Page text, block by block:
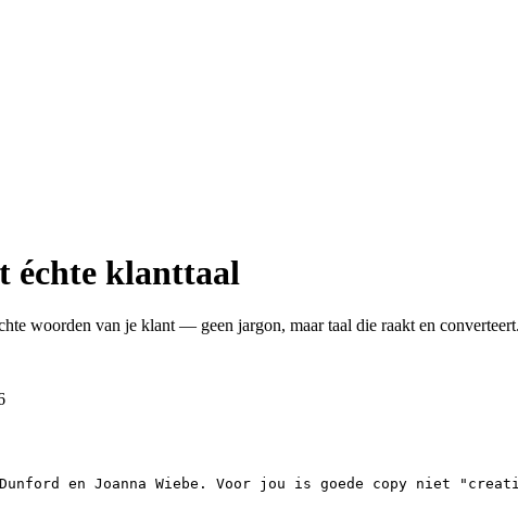
échte klanttaal
woorden van je klant — geen jargon, maar taal die raakt en converteert.
en Joanna Wiebe. Voor jou is goede copy